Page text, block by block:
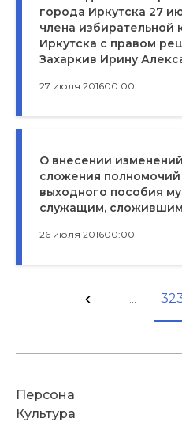
города Иркутска 27
члена избирательной
Иркутска с правом
Захаркив Ирину
27 июля 201600:00
О внесении
сложения
выходного пособия
служащим,
26 июля 201600:00
...
Персона
Культура